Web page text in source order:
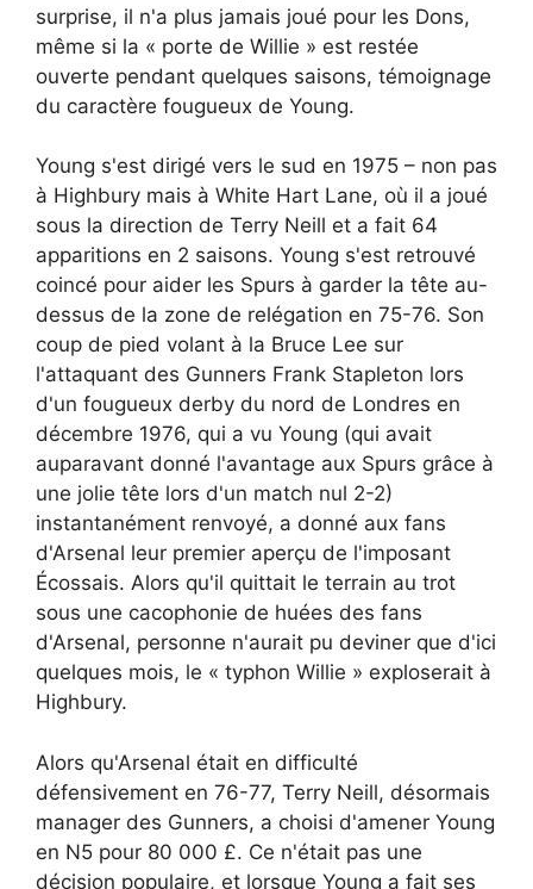
surprise, il n'a plus jamais joué pour les Dons,
même si la « porte de Willie » est restée
ouverte pendant quelques saisons, témoignage
du caractère fougueux de Young.
Young s'est dirigé vers le sud en 1975 – non pas
à Highbury mais à White Hart Lane, où il a joué
sous la direction de Terry Neill et a fait 64
apparitions en 2 saisons. Young s'est retrouvé
coincé pour aider les Spurs à garder la tête au-
dessus de la zone de relégation en 75-76. Son
coup de pied volant à la Bruce Lee sur
l'attaquant des Gunners Frank Stapleton lors
d'un fougueux derby du nord de Londres en
décembre 1976, qui a vu Young (qui avait
auparavant donné l'avantage aux Spurs grâce à
une jolie tête lors d'un match nul 2-2)
instantanément renvoyé, a donné aux fans
d'Arsenal leur premier aperçu de l'imposant
Écossais. Alors qu'il quittait le terrain au trot
sous une cacophonie de huées des fans
d'Arsenal, personne n'aurait pu deviner que d'ici
quelques mois, le « typhon Willie » exploserait à
Highbury.
Alors qu'Arsenal était en difficulté
défensivement en 76-77, Terry Neill, désormais
manager des Gunners, a choisi d'amener Young
en N5 pour 80 000 £. Ce n'était pas une
décision populaire, et lorsque Young a fait ses